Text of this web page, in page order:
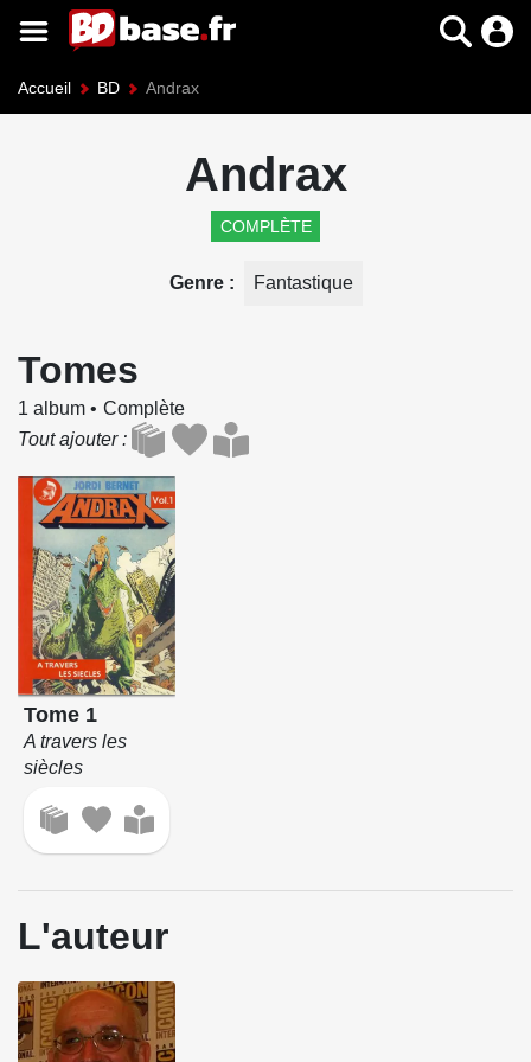
Accueil BD Andrax
Andrax
COMPLÈTE
Genre Fantastique
Tomes
1 album
Complète
Tout ajouter
Tome 1
A travers les
siècles
L'auteur